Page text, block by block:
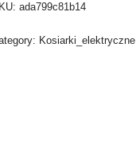
ada799c81b14
Kosiarki_elektryczne